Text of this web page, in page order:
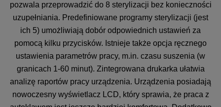
pozwala przeprowadzić do 8 sterylizacji bez konieczności
uzupełniania. Predefiniowane programy sterylizacji (jest
ich 5) umożliwiają dobór odpowiednich ustawień za
pomocą kilku przycisków. Istnieje także opcja ręcznego
ustawienia parametrów pracy, m.in. czasu suszenia (w
granicach 1-60 minut). Zintegrowana drukarka ułatwia
analizę raportów pracy urządzenia. Urządzenia posiadają
nowoczesny wyświetlacz LCD, który sprawia, że praca z